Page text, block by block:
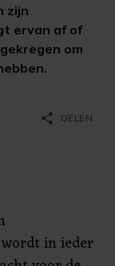
zijn
ervan af of
om
share DELEN
in ieder